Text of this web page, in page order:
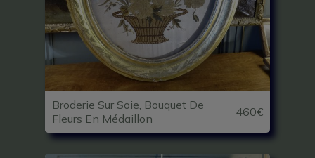
Broderie Sur Soie, Bouquet De
Fleurs En Médaillon
460€